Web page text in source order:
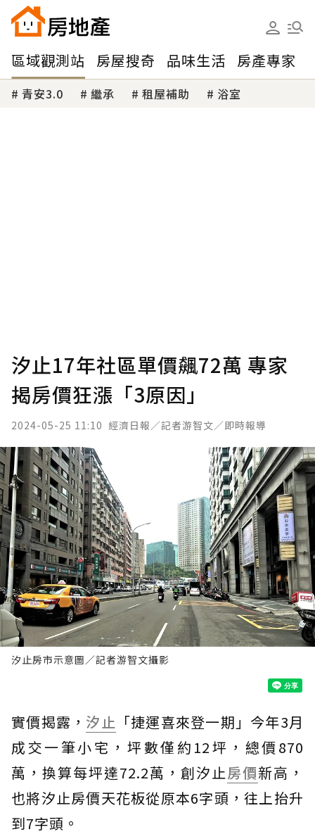
區域觀測站 房屋搜奇 品味生活 房產專家
青安3.0 繼承 租屋補助 浴室
汐止17年社區單價飆72萬 專家
揭房價狂漲「3原因」
2024-05-25 11:10 經濟日報／記者游智文／即時報導
汐止房市示意圖／記者游智文攝影
實價揭露， 汐止 「捷運喜來登一期」今年3月
成交一筆小宅，坪數僅約12坪，總價870
萬，換算每坪達72.2萬，創汐止房價新高，
也將汐止房價天花板從原本6字頭，往上抬升
到7字頭。